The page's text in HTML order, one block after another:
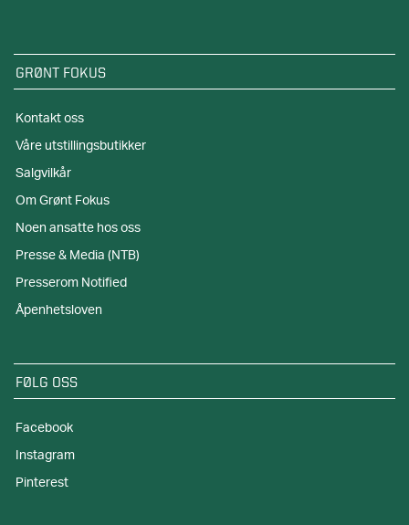
GRØNT FOKUS
Kontakt oss
Våre utstillingsbutikker
Salgvilkår
Om Grønt Fokus
Noen ansatte hos oss
Presse & Media (NTB)
Presserom Notified
Åpenhetsloven
FØLG OSS
Facebook
Instagram
Pinterest